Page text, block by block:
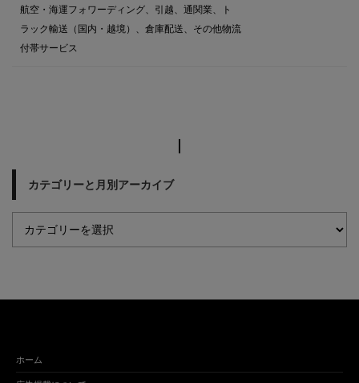
航空・海運フォワーディング、引越、通関業、ト
ラック輸送（国内・越境）、倉庫配送、その他物流
付帯サービス
カテゴリーと月別アーカイブ
ホーム